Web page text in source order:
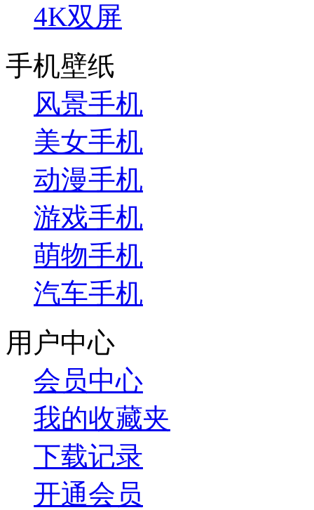
4K双屏
手机壁纸
风景手机
美女手机
动漫手机
游戏手机
萌物手机
汽车手机
用户中心
会员中心
我的收藏夹
下载记录
开通会员